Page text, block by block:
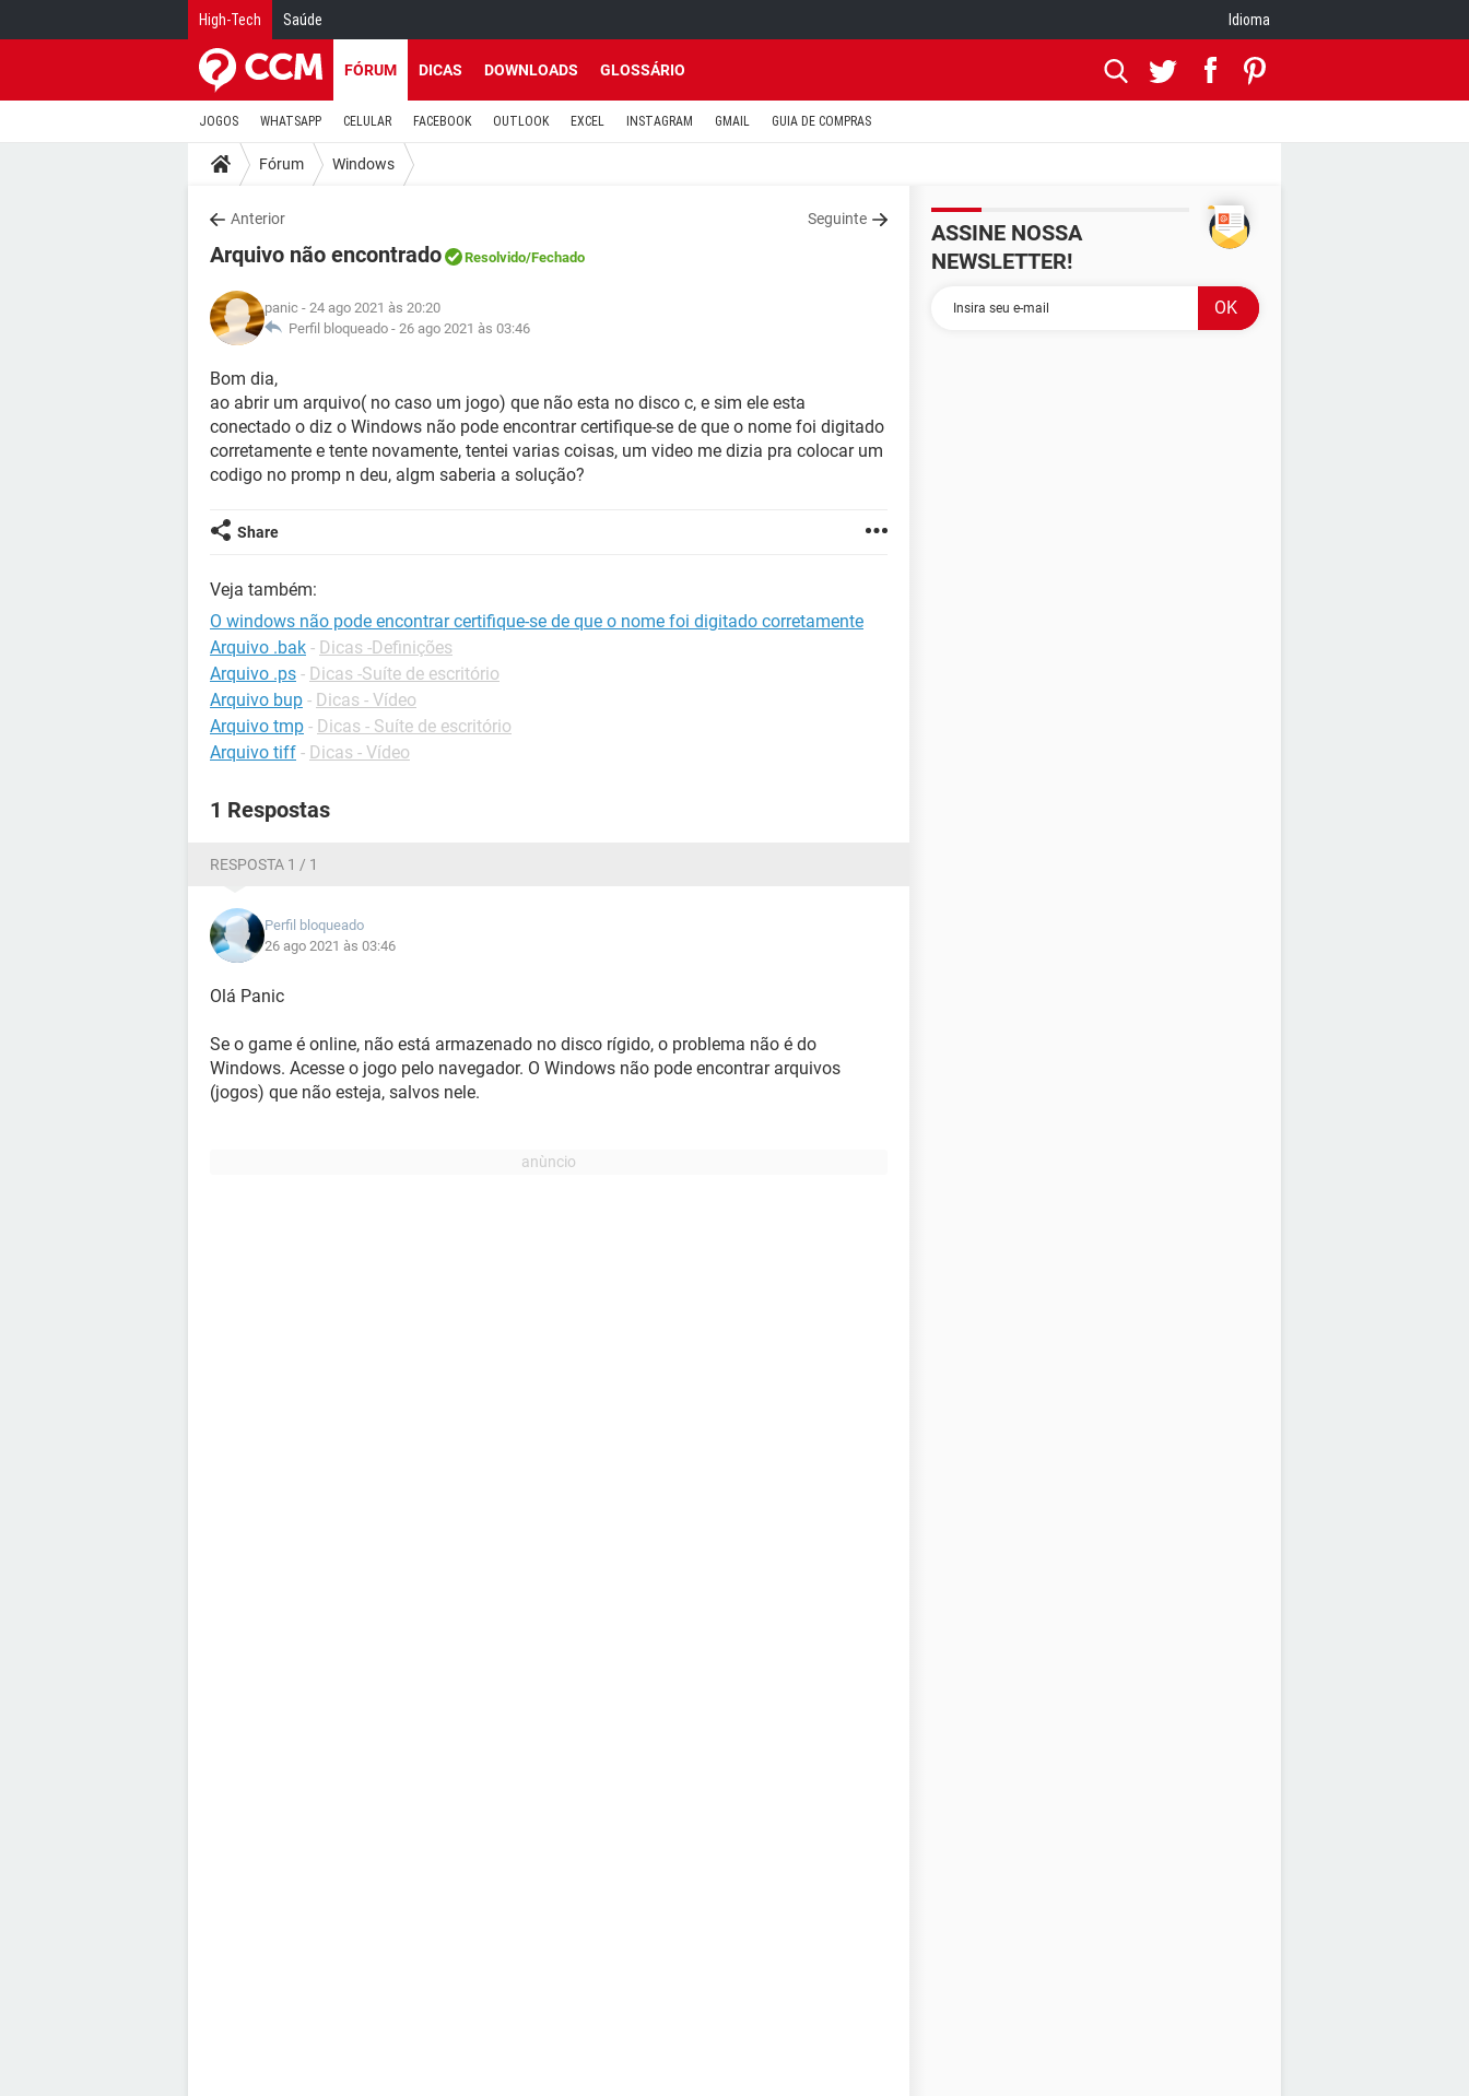
High-Tech Saúde Idioma
FÓRUM DICAS DOWNLOADS GLOSSÁRIO
JOGOS WHATSAPP CELULAR FACEBOOK OUTLOOK EXCEL INSTAGRAM GMAIL GUIA DE COMPRAS
Fórum Windows
Anterior Seguinte
Arquivo não encontrado Resolvido/Fechado
panic - 24 ago 2021 às 20:20
Perfil bloqueado - 26 ago 2021 às 03:46
Bom dia,
ao abrir um arquivo( no caso um jogo) que não esta no disco c, e sim ele esta
conectado o diz o Windows não pode encontrar certifique-se de que o nome foi digitado
corretamente e tente novamente, tentei varias coisas, um video me dizia pra colocar um
codigo no promp n deu, algm saberia a solução?
Share
Veja também:
O windows não pode encontrar certifique-se de que o nome foi digitado corretamente
Arquivo .bak - Dicas -Definições
Arquivo .ps - Dicas -Suíte de escritório
Arquivo bup - Dicas - Vídeo
Arquivo tmp - Dicas - Suíte de escritório
Arquivo tiff - Dicas - Vídeo
1 Respostas
RESPOSTA 1 / 1
Perfil bloqueado
26 ago 2021 às 03:46
Olá Panic
Se o game é online, não está armazenado no disco rígido, o problema não é do
Windows. Acesse o jogo pelo navegador. O Windows não pode encontrar arquivos
(jogos) que não esteja, salvos nele.
ASSINE NOSSA
NEWSLETTER!